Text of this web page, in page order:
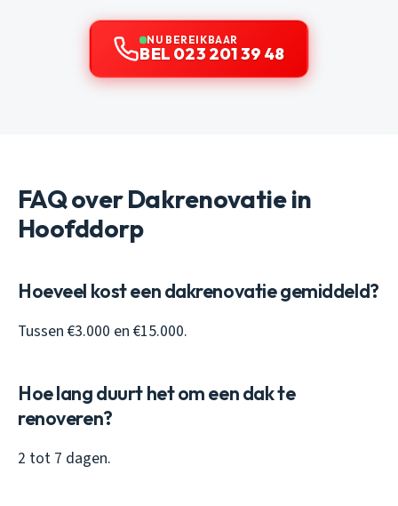
NU BEREIKBAAR
BEL 023 201 39 48
FAQ over Dakrenovatie in
Hoofddorp
Hoeveel kost een dakrenovatie gemiddeld?
Tussen €3.000 en €15.000.
Hoe lang duurt het om een dak te
renoveren?
2 tot 7 dagen.